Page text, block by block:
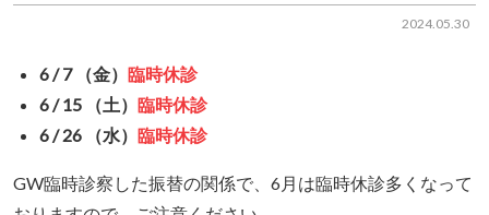
2024.05.30
6 / 7 （金） 臨時休診
6 / 15 （土） 臨時休診
6 / 26 （水） 臨時休診
GW臨時診察した振替の関係で、6月は臨時休診多くなって